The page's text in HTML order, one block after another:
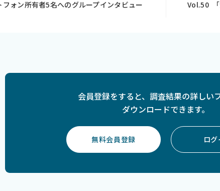
ォン所有者5名へのグループインタビュー
Vol.50 ｢
会員登録をすると、 調査結果の詳しい
ダウンロードできます。
無料会員登録 ロ